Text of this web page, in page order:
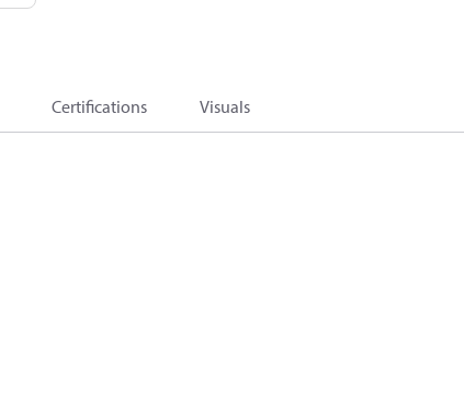
Certifications Visuals